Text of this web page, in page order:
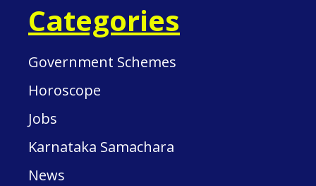
Categories
Government Schemes
Horoscope
Jobs
Karnataka Samachara
News